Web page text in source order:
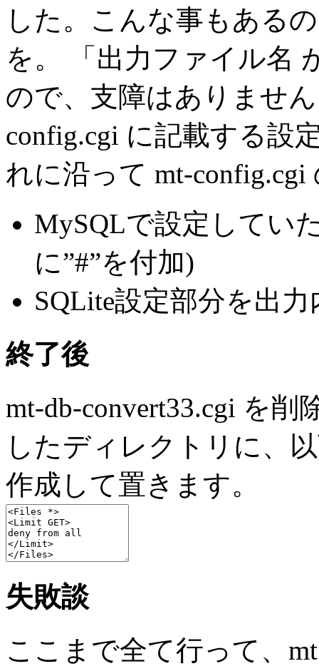
した。こんな事もある
を。 「出力ファイル名
ので、支障はありませ
config.cgi に記載する設
れに沿って mt-config.cgi
MySQLで設定してい
に”#”を付加)
SQLite設定部分を出
終了後
mt-db-convert33.cgi を
したディレクトリに、
作成して置きます。
失敗談
ここまで全て行って、